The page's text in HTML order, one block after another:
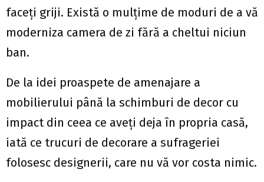
faceți griji. Există o mulțime de moduri de a vă
moderniza camera de zi fără a cheltui niciun
ban.
De la idei proaspete de amenajare a
mobilierului până la schimburi de decor cu
impact din ceea ce aveți deja în propria casă,
iată ce trucuri de decorare a sufrageriei
folosesc designerii, care nu vă vor costa nimic.